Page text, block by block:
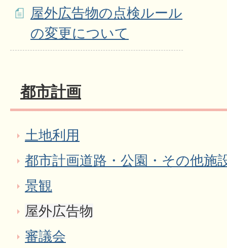
屋外広告物の点検ルール
の変更について
都市計画
土地利用
都市計画道路・公園・その他施
景観
屋外広告物
審議会